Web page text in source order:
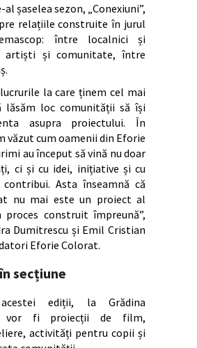
al șaselea sezon, „Conexiuni”,
relațiile construite în jurul
între localnici și
și comunitate, între
lucrurile la care ținem cel mai
lăsăm loc comunității să își
asupra proiectului. În
văzut cum oamenii din Eforie
au început să vină nu doar
ci și cu idei, inițiative și cu
Asta înseamnă că
nu mai este un proiect al
construit împreună”,
Dumitrescu și Emil Cristian
Eforie Colorat.
secțiune
ediții, la Grădina
vor fi proiecții de film,
activități pentru copii și